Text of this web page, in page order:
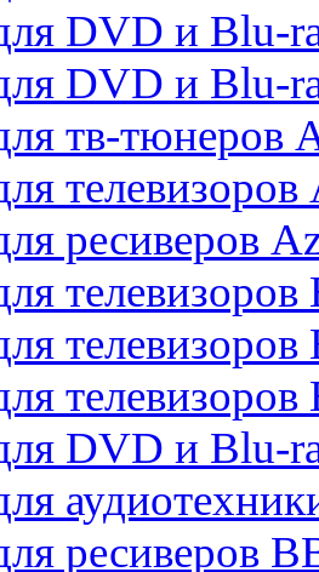
DVD и Blu-
DVD и Blu-
тв-тюнеров
телевизоров
ресиверов
DVD и Blu-
ресиверов